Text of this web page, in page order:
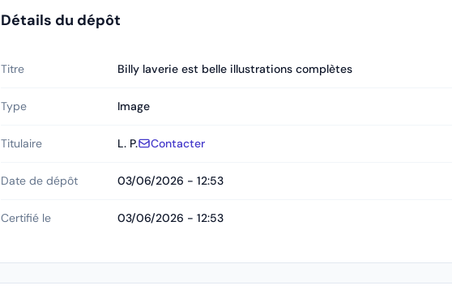
Détails du dépôt
Titre Billy laverie est belle illustrations complètes
Type Image
Titulaire L. P. Contacter
Date de dépôt 03/06/2026 - 12:53
Certifié le 03/06/2026 - 12:53